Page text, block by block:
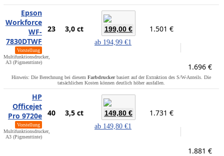
Epson
Workforce
WF-
7830DTWF
Vorstellung
Multifunktionsdrucker,
A3 (Pigmenttinte)
23 3,0 ct 199,00 €
ab 194,99 €1
1.501 €
1.696 €
Hinweis: Die Berechnung bei diesem Farbdruckerbasiert auf der Extraktion des S/W-Anteils. Die
tatsächlichen Kosten können deutlich höher ausfallen.
HP
Officejet
Pro 9720e
Vorstellung
Multifunktionsdrucker,
A3 (Pigmenttinte)
40 3,5 ct 149,80 €
ab 149,80 €1
1.731 €
1.881 €